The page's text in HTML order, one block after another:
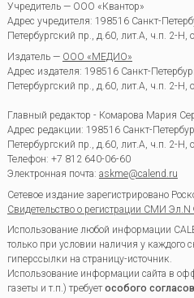
Учредитель — ООО «Квантор»
Адрес учредителя: 198516 Санкт-
Петербургский пр., д.60, лит.А, ч.п. 2-Н,
Издатель — ООО «МЕДИО»
Адрес издателя: 198516 Санкт-
Петербургский пр., д.60, лит.А, ч.п. 2-Н,
Главный редактор - Комарова Мария
Адрес редакции: 198516 Санкт-
Петербургский пр., д.60, лит.А, ч.п. 2-Н,
Телефон: +7 812 640-06-60
Электронная почта: askme@calend.ru
Сетевое издание зарегистрировано
Свидетельство о регистрации СМИ
Использование любой информации
только при условии наличия у каждого
гиперссылки на страницу-источник.
Использование информации сайта в
газеты и т.п.) требуетособого